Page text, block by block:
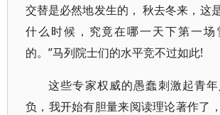
交替是必然地发生的， 秋去冬来，这
什么时候，究竟在哪一天下第一场
的。”马列院士们的水平竞不过如此!
这些专家权威的愚蠢刺激起青
负，我开始有胆量来阅读理论著作了